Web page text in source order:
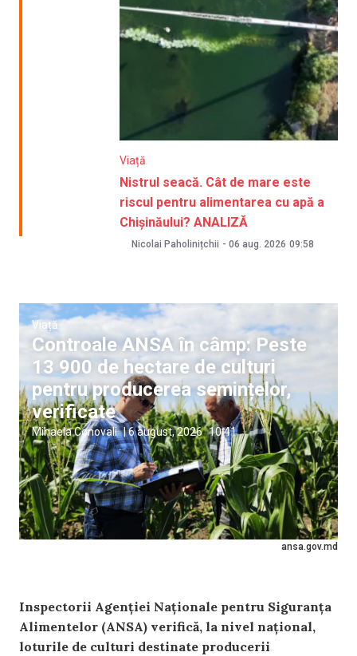
Viață
Nistrul seacă. Cât de mare este
riscul pentru alimentarea cu apă a
Chișinăului? ANALIZĂ
Nicolai Paholinițchii - 06 aug. 2026 09:58
ansa.gov.md
Viață
Controale ANSA în câmp: Peste
13 900 de hectare de culturi
pentru producerea semințelor,
verificate
Mihaela Conovali |6 august, 2026 10:41
Inspectorii Agenției Naționale pentru Siguranța
Alimentelor (ANSA) verifică, la nivel național,
loturile de culturi destinate producerii